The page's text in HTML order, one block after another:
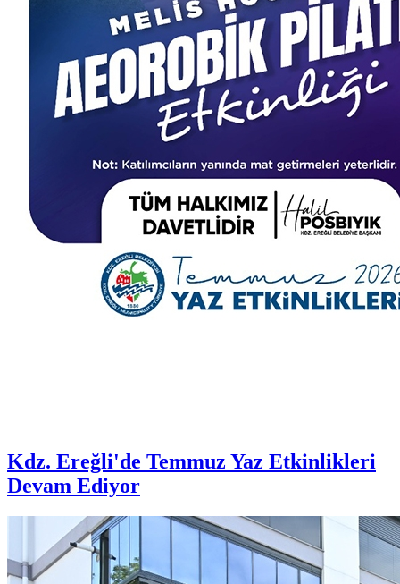
Kdz. Ereğli'de Temmuz Yaz Etkinlikleri
Devam Ediyor